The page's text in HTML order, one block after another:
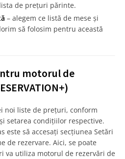
de prețuri părinte.
– alegem ce listă de mese și
să folosim pentru această
motorul de
noi liste de prețuri, conform
setarea condițiilor respective.
este să accesați secțiunea Setări
de rezervare. Aici, se poate
va utiliza motorul de rezervări de